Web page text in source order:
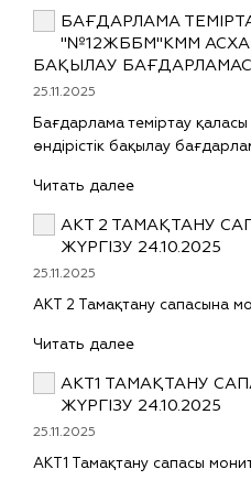
БАҒДАРЛАМА
"№12ЖББМ"КММ
БАҚЫЛАУ
25.11.2025
Бағдарлама теміртау
өндірістік бақылау
Читать далее
АКТ 2 ТАМАҚТАНУ
ЖҮРГІЗУ 24.10.2025
25.11.2025
АКТ 2 Тамақтану сапасына
Читать далее
АКТ1 ТАМАҚТАНУ
ЖҮРГІЗУ 24.10.2025
25.11.2025
АКТ1 Тамақтану сапасы